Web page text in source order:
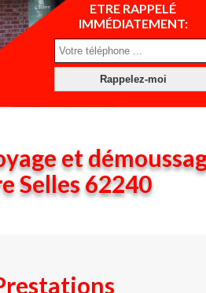
ETRE RAPPELÉ
IMMÉDIATEMENT:
et
Selles 62240